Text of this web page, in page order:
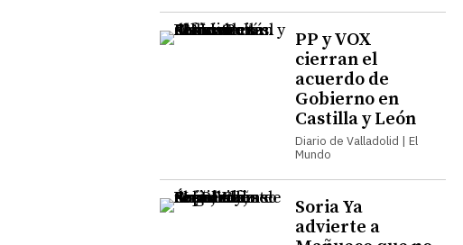
PP y VOX
cierran el
acuerdo de
Gobierno en
Castilla y León
Diario de Valladolid | El
Mundo
Soria Ya
advierte a